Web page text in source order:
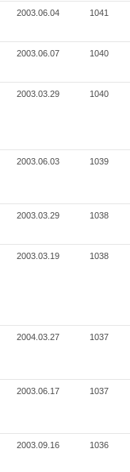
2003.06.04 1041
2003.06.07 1040
2003.03.29 1040
2003.06.03 1039
2003.03.29 1038
2003.03.19 1038
2004.03.27 1037
2003.06.17 1037
2003.09.16 1036